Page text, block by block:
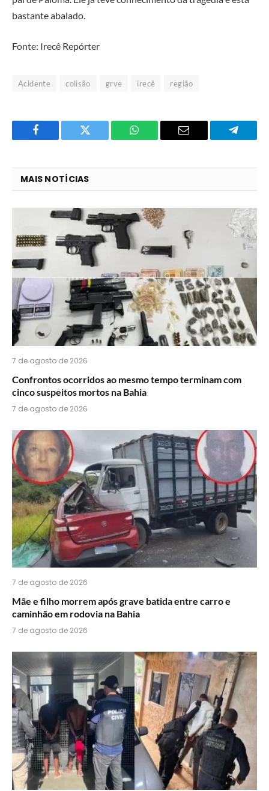
bastante abalado.
Fonte: Irecê Repórter
Acidente colisão grve irecê região
Facebook Twitter
O
do
WhatsApp?
E-
MAIS NOTÍCIAS
7 de agosto de 2026
Confrontos ocorridos ao mesmo tempo terminam com
cinco suspeitos mortos na Bahia
7 de agosto de 2026
7 de agosto de 2026
Mãe e filho morrem após grave batida entre carro e
caminhão em rodovia na Bahia
7 de agosto de 2026